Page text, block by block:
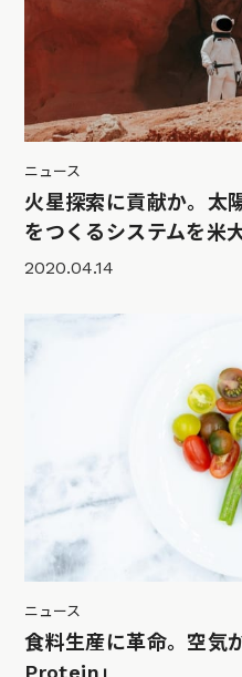
ニュース
火星探索に貢献か。太
をつくるシステムを米
2020.04.14
ニュース
食料生産に革命。空気
Protein」